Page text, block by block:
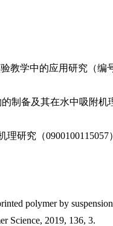
教学中的应用研究（编
制备及其在水中吸附机
研究（0900100115057
polymer by
Science, 2019, 136, 3.